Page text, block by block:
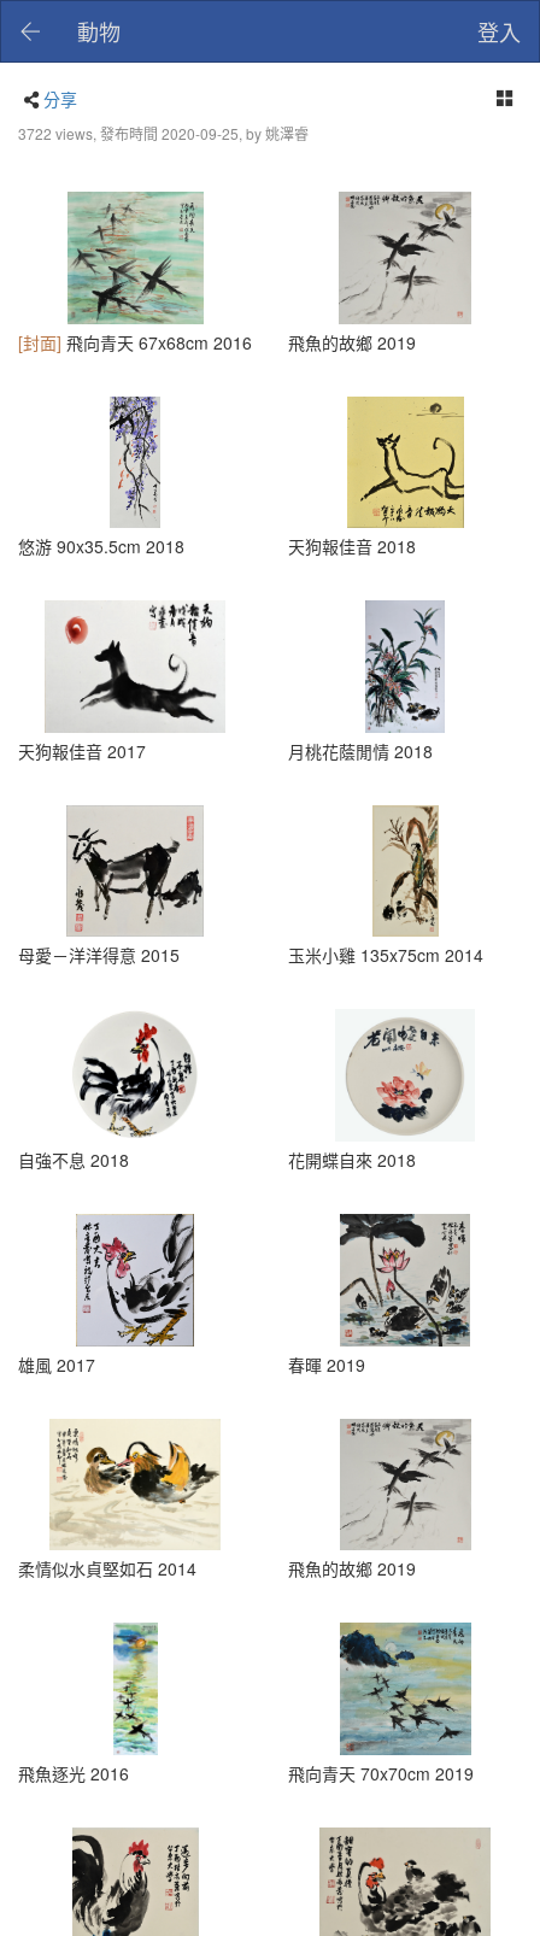
登入
動物
分享
3722 views, 發布時間 2020-09-25, by 姚澤睿
[封面] 飛向青天 67x68cm 2016 飛魚的故鄉 2019
悠游 90x35.5cm 2018 天狗報佳音 2018
天狗報佳音 2017 月桃花蔭閒情 2018
母愛－洋洋得意 2015 玉米小雞 135x75cm 2014
自強不息 2018 花開蝶自來 2018
雄風 2017 春暉 2019
柔情似水貞堅如石 2014 飛魚的故鄉 2019
飛魚逐光 2016 飛向青天 70x70cm 2019